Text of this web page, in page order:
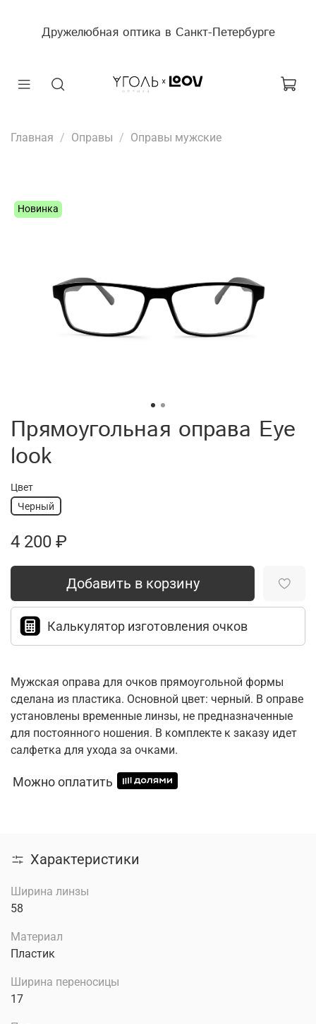
Дружелюбная оптика в Санкт-Петербурге
Главная Оправы Оправы мужские
Новинка
Прямоугольная оправа Eye
look
Цвет
Черный
4 200 ₽
Добавить в корзину
Калькулятор изготовления очков
Мужская оправа для очков прямоугольной формы
сделана из пластика. Основной цвет: черный. В оправе
установлены временные линзы, не предназначенные
для постоянного ношения. В комплекте к заказу идет
салфетка для ухода за очками.
Можно оплатить
Характеристики
Ширина линзы
58
Материал
Пластик
Ширина переносицы
17